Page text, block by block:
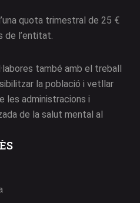
quota trimestral de 25 €
de l’entitat.
també amb el treball
la població i vetllar
les administracions i
de la salut mental al